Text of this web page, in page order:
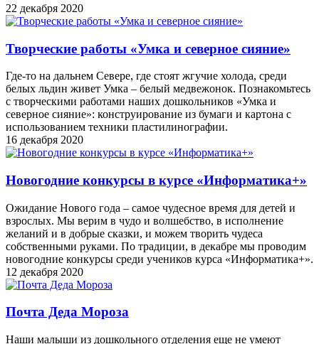
22 декабря 2020
Творческие работы «Умка и северное сияние»
Где-то на дальнем Севере, где стоят жгучие холода, среди
белых льдин живет Умка – белый медвежонок. Познакомьтесь
с творческими работами наших дошкольников «Умка и
северное сияние»: конструирование из бумаги и картона с
использованием техники пластилинографии.
16 декабря 2020
Новогодние конкурсы в курсе «Информатика+»
Ожидание Нового года – самое чудесное время для детей и
взрослых. Мы верим в чудо и волшебство, в исполнение
желаний и в добрые сказки, и можем творить чудеса
собственными руками. По традиции, в декабре мы проводим
новогодние конкурсы среди учеников курса «Информатика+».
12 декабря 2020
Почта Деда Мороза
Наши малыши из дошкольного отделения еще не умеют